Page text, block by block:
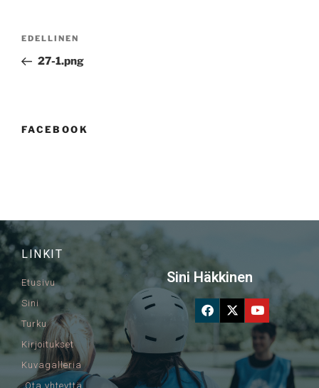
EDELLINEN
27-1.png
FACEBOOK
LINKIT
Etusivu
Sini
Turku
Kirjoitukset
Kuvagalleria
Ota yhteyttä
Sini Häkkinen